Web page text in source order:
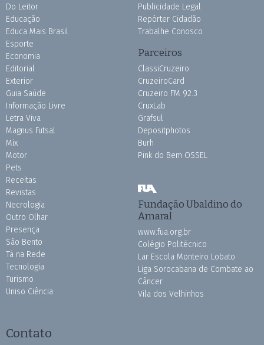
Do Leitor
Educação
Educa Mais Brasil
Esporte
Economia
Editorial
Exterior
Guia Saúde
Informação Livre
Letra Viva
Magnus Futsal
Mix
Motor
Pets
Receitas
Revistas
Necrologia
Outro Olhar
Presença
São Bento
Tá na Rede
Tecnologia
Turismo
Uniso Ciência
Publicidade Legal
Repórter Cidadão
Trabalhe Conosco
Parceiros
ClassiCruzeiro
CruzeiroCard
Cruzeiro FM 92.3
CruxLab
Grafsul
Depositphotos
Burh
Pink do Bem OSSEL
Fundação Ubaldino do
Amaral
www.fua.org.br
Colégio Politécnico
Lar Escola Monteiro Lobato
Liga Sorocabana de Combate ao
Câncer
Vila dos Velhinhos
Contato